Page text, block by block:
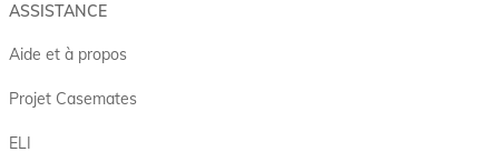
ASSISTANCE
Aide et à propos
Projet Casemates
ELI